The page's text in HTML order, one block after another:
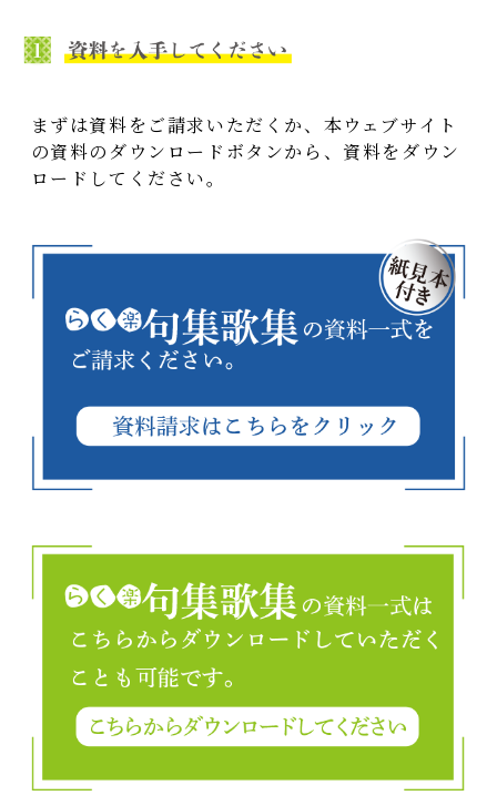
まずは資料をご請求いただくか、本ウェブサイト
の資料のダウンロードボタンから、資料をダウン
ロードしてください。